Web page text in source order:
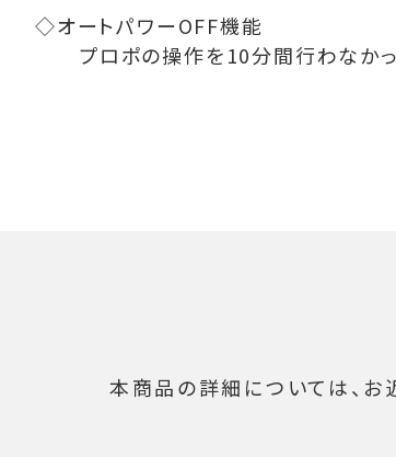
◇オートパワーOFF機能
プロポの操作を10分間行わなか
本商品の詳細については、お